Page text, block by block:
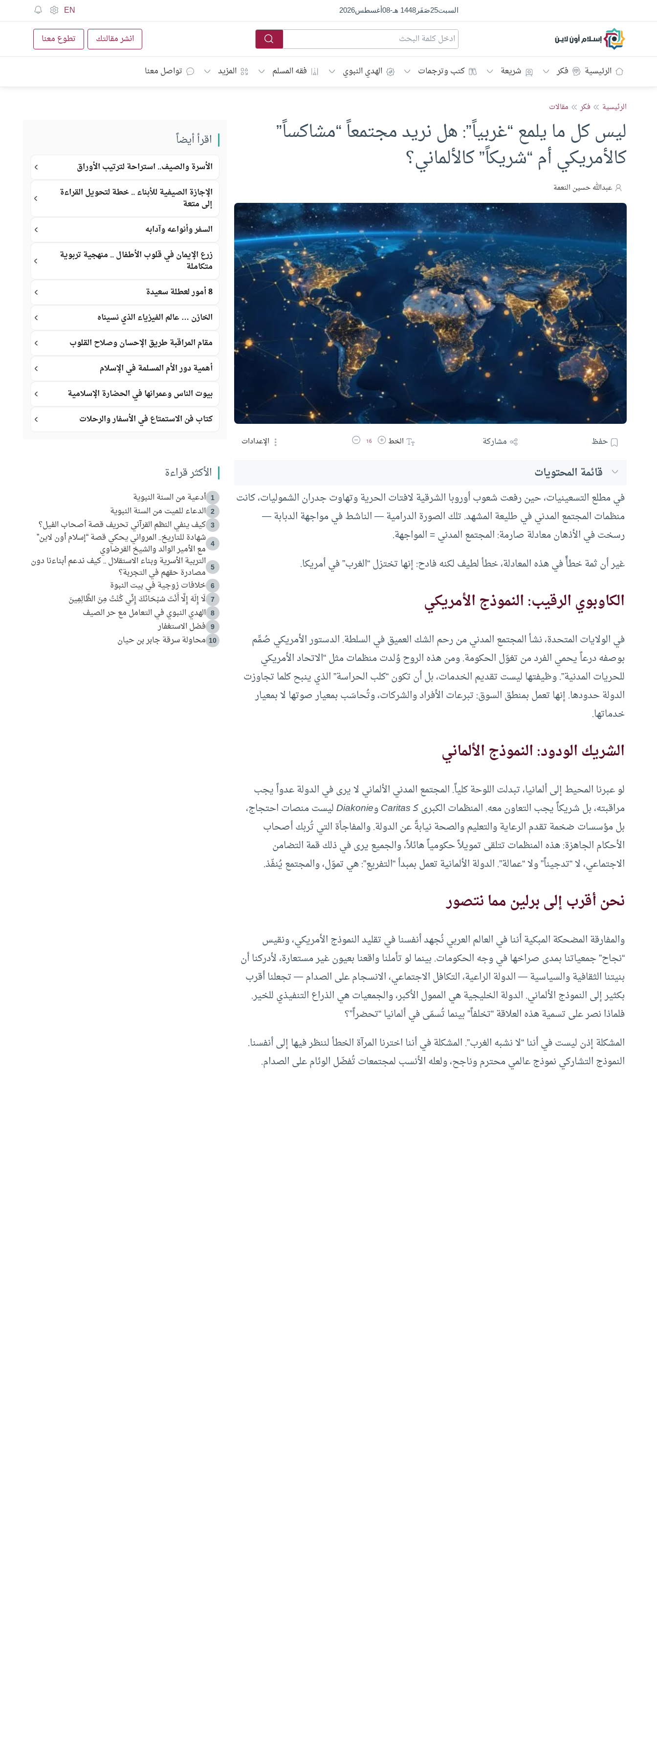
السبت25صَفَر1448 هـ -
08أغسطس2026
EN
إسلام أون لاين انشر مقالتك تطوع معنا
الرئيسية فكر شريعة كتب وترجمات الهدي النبوي فقه المسلم المزيد تواصل معنا
الرئيسية فكر مقالات
ليس كل ما يلمع “غربياً”: هل نريد مجتمعاً “مشاكساً”
كالأمريكي أم “شريكاً” كالألماني؟
عبدالله حسين النعمة
حفظ مشاركة الخطزيادة حجم الخط
16 تقليل حجم الخط الإعدادات
قائمة المحتويات
في مطلع التسعينيات، حين رفعت شعوب أوروبا الشرقية لافتات الحرية وتهاوت جدران الشموليات، كانت
منظمات المجتمع المدني في طليعة المشهد. تلك الصورة الدرامية — الناشط في مواجهة الدبابة —
رسخت في الأذهان معادلة صارمة: المجتمع المدني = المواجهة.
غير أن ثمة خطأً في هذه المعادلة، خطأ لطيف لكنه فادح: إنها تختزل “الغرب” في أمريكا.
الكاوبوي الرقيب: النموذج الأمريكي
في الولايات المتحدة، نشأ المجتمع المدني من رحم الشك العميق في السلطة. الدستور الأمريكي صُمِّم
بوصفه درعاً يحمي الفرد من تغوّل الحكومة. ومن هذه الروح وُلدت منظمات مثل “الاتحاد الأمريكي
للحريات المدنية”. وظيفتها ليست تقديم الخدمات، بل أن تكون “كلب الحراسة” الذي ينبح كلما تجاوزت
الدولة حدودها. إنها تعمل بمنطق السوق: تبرعات الأفراد والشركات، وتُحاسَب بمعيار صوتها لا بمعيار
خدماتها.
الشريك الودود: النموذج الألماني
لو عبرنا المحيط إلى ألمانيا، تبدلت اللوحة كلياً. المجتمع المدني الألماني لا يرى في الدولة عدواً يجب
مراقبته، بل شريكاً يجب التعاون معه. المنظمات الكبرى كـCaritasوDiakonieليست منصات احتجاج،
بل مؤسسات ضخمة تقدم الرعاية والتعليم والصحة نيابةً عن الدولة. والمفاجأة التي تُربك أصحاب
الأحكام الجاهزة: هذه المنظمات تتلقى تمويلاً حكومياً هائلاً، والجميع يرى في ذلك قمة التضامن
الاجتماعي، لا “تدجيناً” ولا “عمالة”. الدولة الألمانية تعمل بمبدأ “التفريع”: هي تموّل، والمجتمع يُنفّذ.
نحن أقرب إلى برلين مما نتصور
والمفارقة المضحكة المبكية أننا في العالم العربي نُجهد أنفسنا في تقليد النموذج الأمريكي، ونقيس
“نجاح” جمعياتنا بمدى صراخها في وجه الحكومات. بينما لو تأملنا واقعنا بعيون غير مستعارة، لأدركنا أن
بنيتنا الثقافية والسياسية — الدولة الراعية، التكافل الاجتماعي، الانسجام على الصدام — تجعلنا أقرب
بكثير إلى النموذج الألماني. الدولة الخليجية هي الممول الأكبر، والجمعيات هي الذراع التنفيذي للخير.
فلماذا نصر على تسمية هذه العلاقة “تخلفاً” بينما تُسمّى في ألمانيا “تحضراً”؟
المشكلة إذن ليست في أننا “لا نشبه الغرب”. المشكلة في أننا اخترنا المرآة الخطأ لننظر فيها إلى أنفسنا.
النموذج التشاركي نموذج عالمي محترم وناجح، ولعله الأنسب لمجتمعات تُفضّل الوئام على الصدام.
اقرأ أيضاً
الأسرة والصيف.. استراحة لترتيب الأوراق
الإجازة الصيفية للأبناء .. خطة لتحويل القراءة
إلى متعة
السفر وأنواعه وآدابه
زرع الإيمان في قلوب الأطفال .. منهجية تربوية
متكاملة
8 أمور لعطلة سعيدة
الخازن … عالم الفيزياء الذي نسيناه
مقام المراقبة طريق الإحسان وصلاح القلوب
أهمية دور الأم المسلمة في الإسلام
بيوت الناس وعمرانها في الحضارة الإسلامية
كتاب فن الاستمتاع في الأسفار والرحلات
الأكثر قراءة
1 أدعية من السنة النبوية
2 الدعاء للميت من السنة النبوية
3 كيف ينفي النظم القرآني تحريف قصة أصحاب الفيل؟
4
شهادة للتاريخ.. المرواني يحكي قصة “إسلام أون لاين”
مع الأمير الوالد والشيخ القرضاوي
5
التربية الأسرية وبناء الاستقلال .. كيف ندعم أبناءنا دون
مصادرة حقهم في التجربة؟
6 خلافات زوجية في بيت النبوة
7 لَا إِلَهَ إِلَّا أَنْتَ سُبْحَانَكَ إِنِّي كُنْتُ مِنَ الظَّالِمِينَ
8 الهدي النبوي في التعامل مع حر الصيف
9 فضل الاستغفار
10 محاولة سرقة جابر بن حيان